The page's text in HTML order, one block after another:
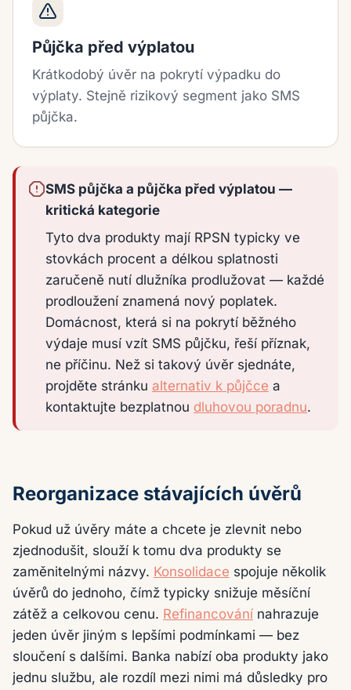
Půjčka před výplatou
Krátkodobý úvěr na pokrytí výpadku do
výplaty. Stejně rizikový segment jako SMS
půjčka.
SMS půjčka a půjčka před výplatou —
kritická kategorie
Tyto dva produkty mají RPSN typicky ve
stovkách procent a délkou splatnosti
zaručeně nutí dlužníka prodlužovat — každé
prodloužení znamená nový poplatek.
Domácnost, která si na pokrytí běžného
výdaje musí vzít SMS půjčku, řeší příznak,
ne příčinu. Než si takový úvěr sjednáte,
projděte stránku alternativ k půjčce a
kontaktujte bezplatnou dluhovou poradnu.
Reorganizace stávajících úvěrů
Pokud už úvěry máte a chcete je zlevnit nebo
zjednodušit, slouží k tomu dva produkty se
zaměnitelnými názvy. Konsolidace spojuje několik
úvěrů do jednoho, čímž typicky snižuje měsíční
zátěž a celkovou cenu. Refinancování nahrazuje
jeden úvěr jiným s lepšími podmínkami — bez
sloučení s dalšími. Banka nabízí oba produkty jako
jednu službu, ale rozdíl mezi nimi má důsledky pro